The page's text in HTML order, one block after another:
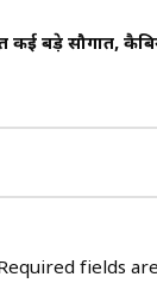
कई बड़े सौगात,
fields